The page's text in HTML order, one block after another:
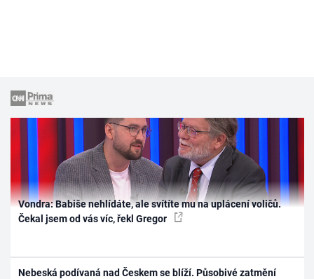
Vondra: Babiše nehlídáte, ale svítíte mu na uplácení voličů.
Čekal jsem od vás víc, řekl Gregor
Nebeská podívaná nad Českem se blíží. Působivé zatmění